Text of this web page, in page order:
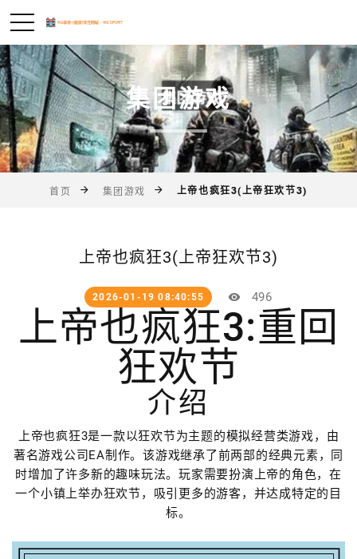
集团游戏
首页 集团游戏 上帝也疯狂3(上帝狂欢节3)
上帝也疯狂3(上帝狂欢节3)
2026-01-19 08:40:55 496
上帝也疯狂3:重回
狂欢节
介绍
上帝也疯狂3是一款以狂欢节为主题的模拟经营类游戏，由
著名游戏公司EA制作。该游戏继承了前两部的经典元素，同
时增加了许多新的趣味玩法。玩家需要扮演上帝的角色，在
一个小镇上举办狂欢节，吸引更多的游客，并达成特定的目
标。